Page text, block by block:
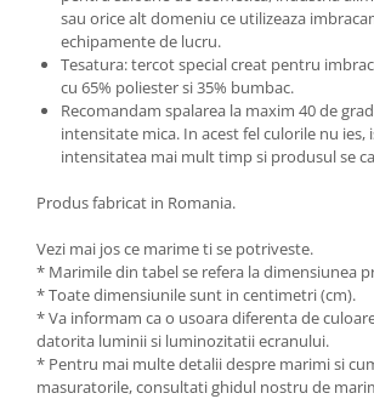
sau orice alt domeniu ce utilizeaza
echipamente de lucru.
Tesatura: tercot special creat pentru
cu 65% poliester si 35% bumbac.
Recomandam spalarea la maxim 40 de
intensitate mica. In acest fel culorile nu ies,
intensitatea mai mult timp si produsul se
Produs fabricat in Romania.
Vezi mai jos ce marime ti se potriveste.
* Marimile din tabel se refera la dimensiunea
* Toate dimensiunile sunt in centimetri (cm).
* Va informam ca o usoara diferenta de
datorita luminii si luminozitatii ecranului.
* Pentru mai multe detalii despre marimi si
masuratorile, consultati ghidul nostru de